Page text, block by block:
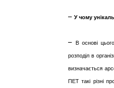
– У чому
– В основі
розподіл в
визначається
ПЕТ такі різні